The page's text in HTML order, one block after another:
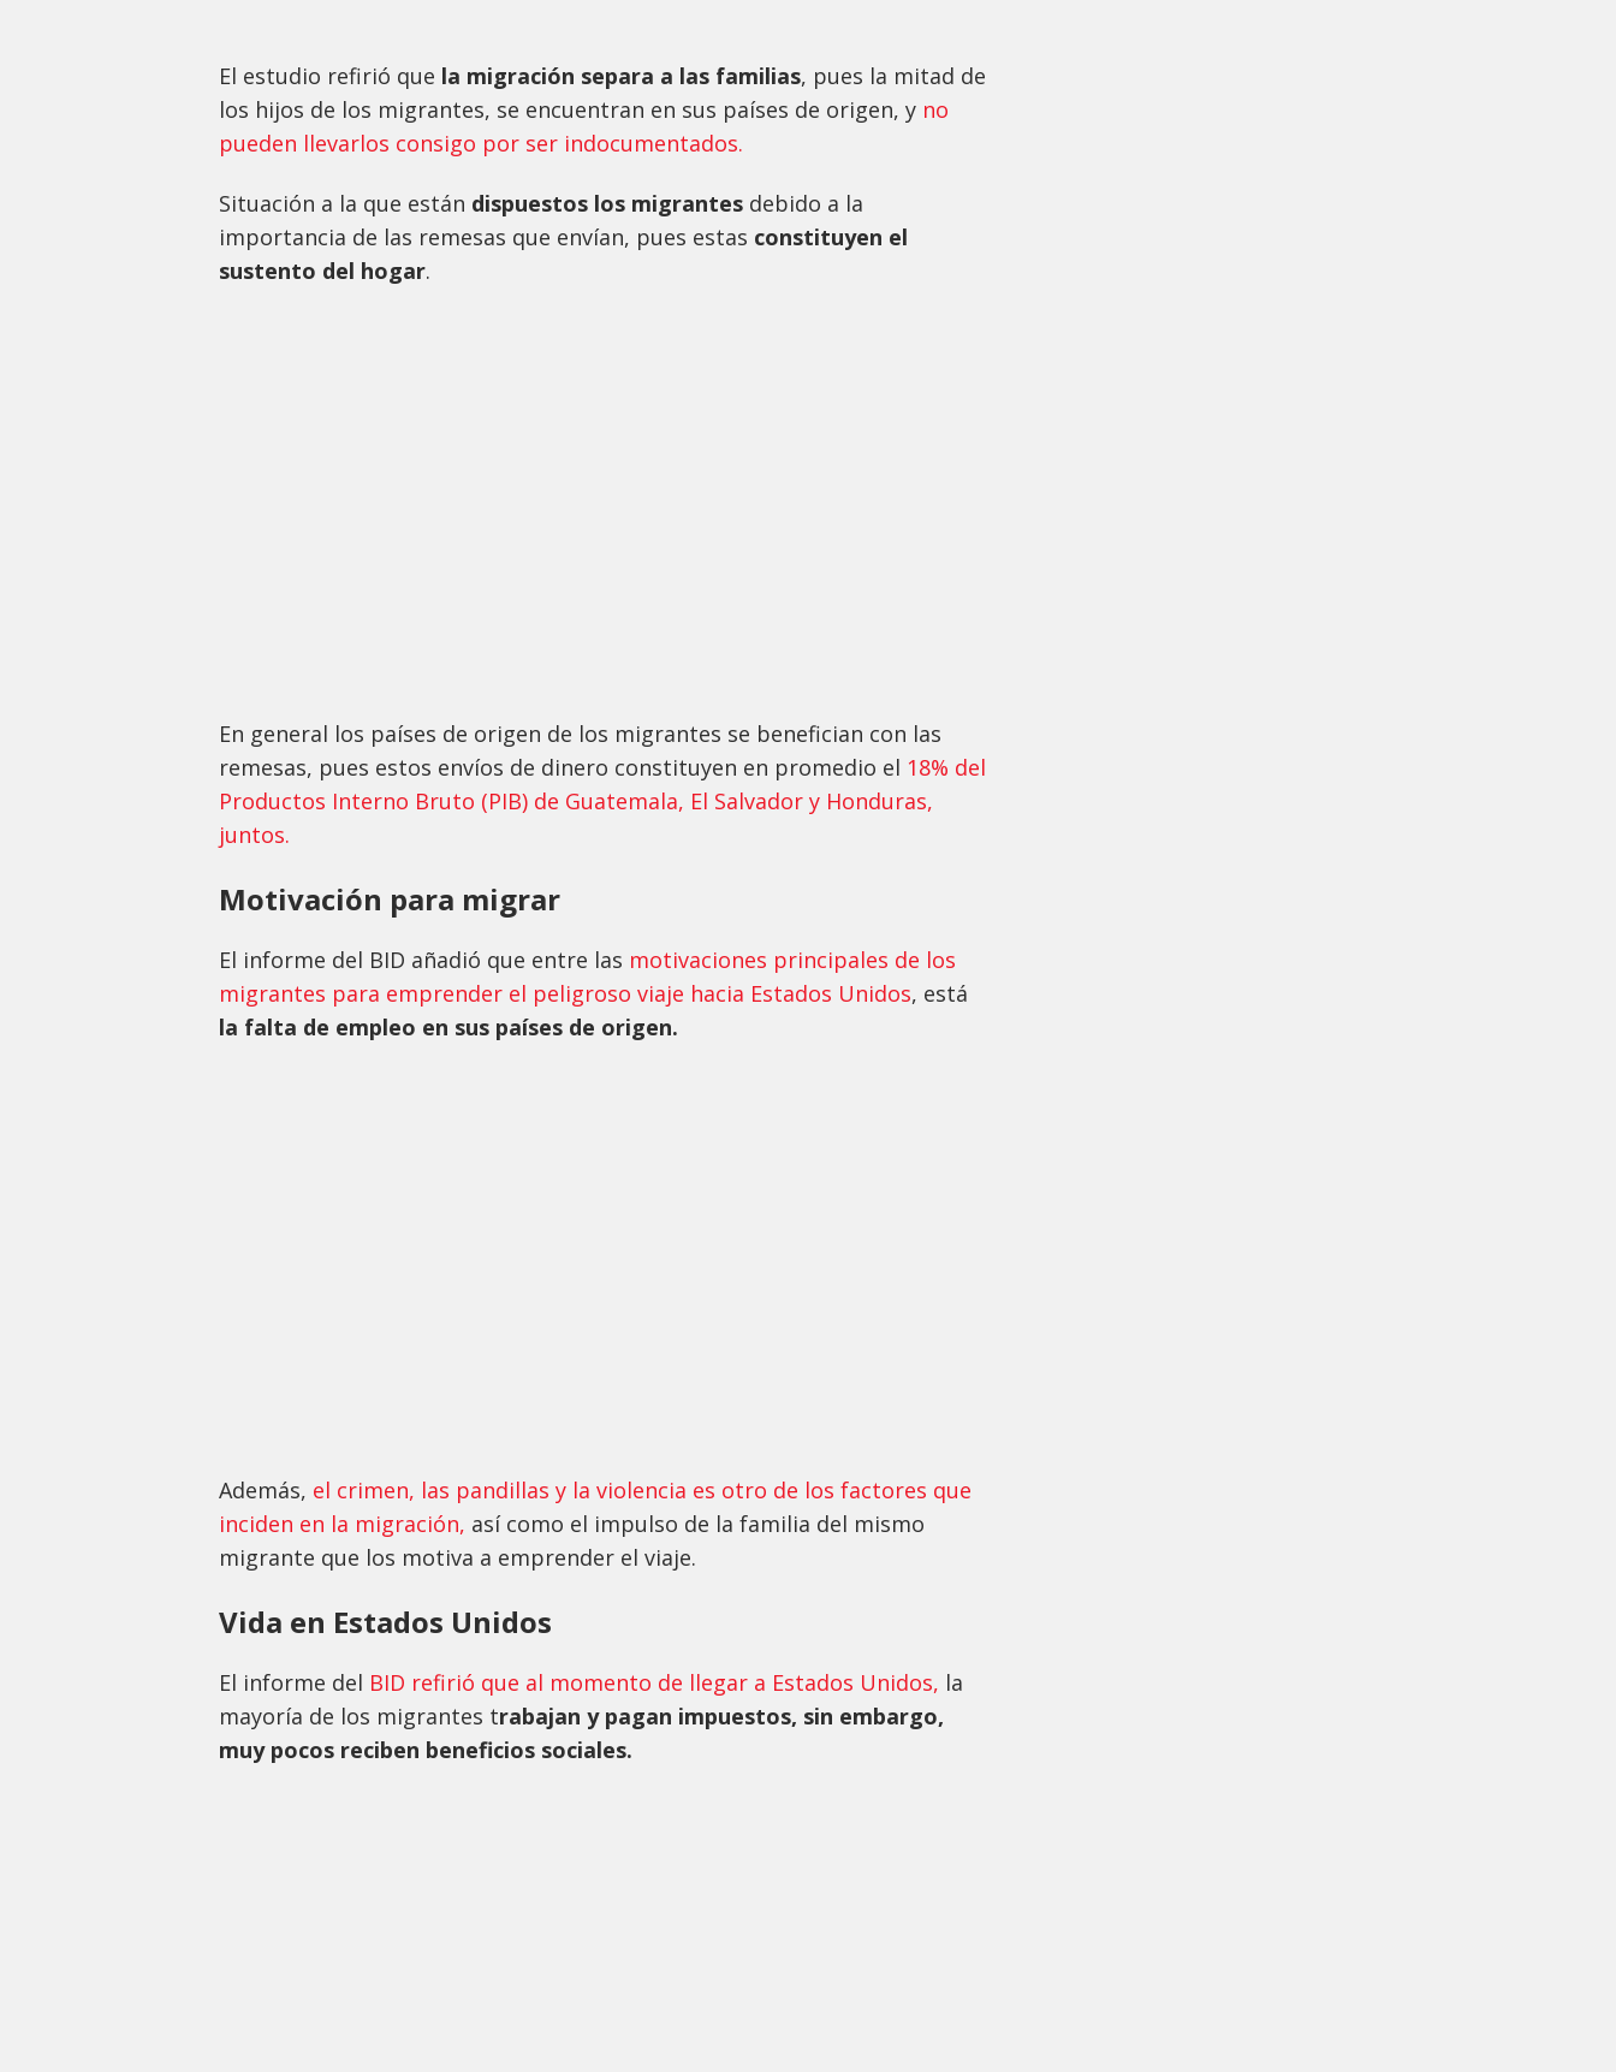
El estudio refirió que la migración separa a las familias, pues la mitad de
los hijos de los migrantes, se encuentran en sus países de origen, y no
pueden llevarlos consigo por ser indocumentados.
Situación a la que están dispuestos los migrantes debido a la
importancia de las remesas que envían, pues estas constituyen el
sustento del hogar.
En general los países de origen de los migrantes se benefician con las
remesas, pues estos envíos de dinero constituyen en promedio el 18% del
Productos Interno Bruto (PIB) de Guatemala, El Salvador y Honduras,
juntos.
Motivación para migrar
El informe del BID añadió que entre las motivaciones principales de los
migrantes para emprender el peligroso viaje hacia Estados Unidos, está
la falta de empleo en sus países de origen.
Además, el crimen, las pandillas y la violencia es otro de los factores que
inciden en la migración, así como el impulso de la familia del mismo
migrante que los motiva a emprender el viaje.
Vida en Estados Unidos
El informe del BID refirió que al momento de llegar a Estados Unidos, la
mayoría de los migrantes trabajan y pagan impuestos, sin embargo,
muy pocos reciben beneficios sociales.